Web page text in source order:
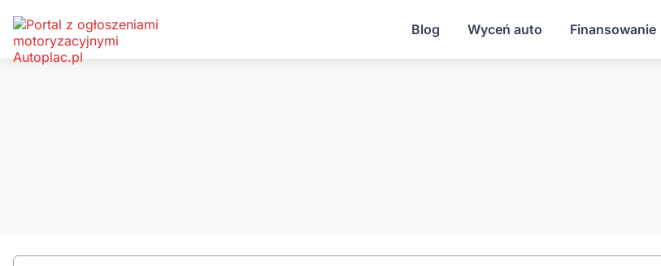
Blog Wyceń auto Finansowanie